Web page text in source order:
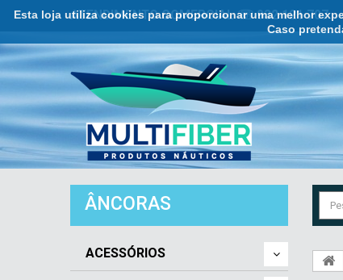
Esta loja utiliza cookies para proporcionar uma melhor
Caso
ATENDIMENTO COMERCIAL ☏ 932 121 707
ÂNCORAS
ACESSÓRIOS